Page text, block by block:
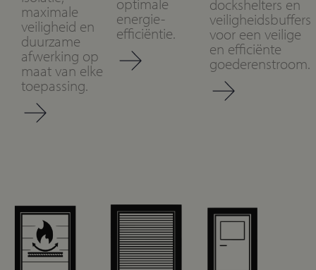
maximale
veiligheid en
duurzame
afwerking op
maat van elke
toepassing.
energie-
efficiëntie.
dockshelters en
veiligheidsbuffers
voor een veilige
en efficiënte
goederenstroom.